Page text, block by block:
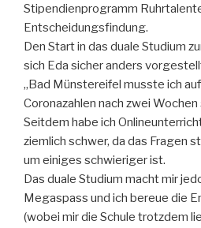
Stipendienprogramm
Entscheidungsfindung.
Den Start in das duale Studium
sich Eda sicher anders
„Bad Münstereifel musste ich
Coronazahlen nach zwei
Seitdem habe ich
ziemlich schwer, da das Fragen
um einiges schwieriger ist.
Das duale Studium macht mir
Megaspass und ich bereue die
(wobei mir die Schule trotzdem